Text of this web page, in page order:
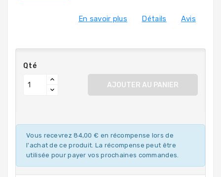
En savoir plus Détails Avis
Qté
AJOUTER AU PANIER
Vous recevrez 84,00 € en récompense lors de
l'achat de ce produit. La récompense peut être
utilisée pour payer vos prochaines commandes.